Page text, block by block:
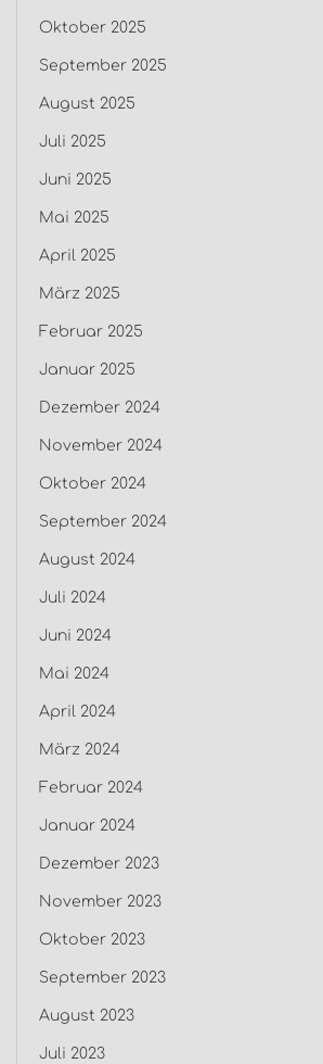
Oktober 2025
September 2025
August 2025
Juli 2025
Juni 2025
Mai 2025
April 2025
März 2025
Februar 2025
Januar 2025
Dezember 2024
November 2024
Oktober 2024
September 2024
August 2024
Juli 2024
Juni 2024
Mai 2024
April 2024
März 2024
Februar 2024
Januar 2024
Dezember 2023
November 2023
Oktober 2023
September 2023
August 2023
Juli 2023